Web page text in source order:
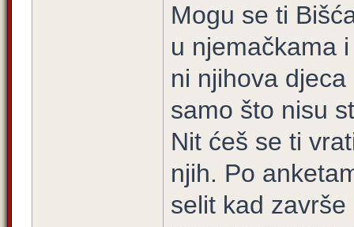
Mogu se ti
u njemačkama
ni njihova
samo što nisu
Nit ćeš se ti
njih. Po
selit kad